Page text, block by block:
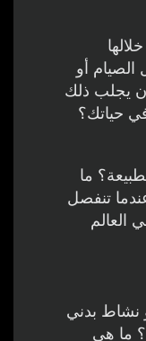
أو
يجلب ذلك
حياتك؟
ما
تنفصل
العالم
نشاط بدني
ما هي